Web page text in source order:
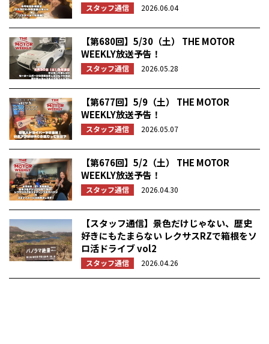
スタッフ通信 2026.06.04
【第680回】5/30（土） THE MOTOR
WEEKLY放送予告！
スタッフ通信 2026.05.28
【第677回】5/9（土） THE MOTOR
WEEKLY放送予告！
スタッフ通信 2026.05.07
【第676回】5/2（土） THE MOTOR
WEEKLY放送予告！
スタッフ通信 2026.04.30
【スタッフ通信】景色だけじゃない、歴史
好きにもたまらない レクサスRZで箱根をソ
ロ活ドライブ vol2
スタッフ通信 2026.04.26